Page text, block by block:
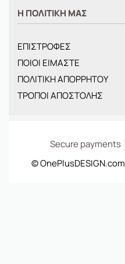
ΓΥΝΑΙΚΕΙΑ
BRANDS
ΝΕΕΣ ΑΦΙΞΕΙΣ
OFFERS
ΤΣΑΝΤΕΣ
Η ΠΟΛΙΤΙΚΗ ΜΑΣ
ΕΠΙΣΤΡΟΦΕΣ
ΠΟΙΟΙ ΕΙΜΑΣΤΕ
ΠΟΛΙΤΙΚΗ ΑΠΟΡΡΗΤΟΥ
ΤΡΟΠΟΙ ΑΠΟΣΤΟΛΗΣ
Secure payments
© OnePlusDESIGN.com